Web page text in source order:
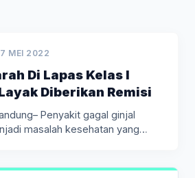
MEI 2022
Di Lapas Kelas I
Diberikan Remisi
Penyakit gagal ginjal
masalah kesehatan yang…